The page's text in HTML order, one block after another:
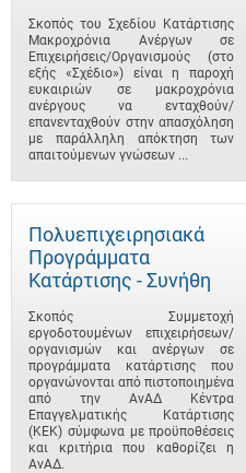
Σκοπός του Σχεδίου Κατάρτισης
Μακροχρόνια Ανέργων σε
Επιχειρήσεις/Οργανισμούς (στο
εξής «Σχέδιο») είναι η παροχή
ευκαιριών σε μακροχρόνια
ανέργους να ενταχθούν/
επανενταχθούν στην απασχόληση
με παράλληλη απόκτηση των
απαιτούμενων γνώσεων ...
Πολυεπιχειρησιακά
Προγράμματα
Κατάρτισης - Συνήθη
Σκοπός Συμμετοχή
εργοδοτουμένων επιχειρήσεων/
οργανισμών και ανέργων σε
προγράμματα κατάρτισης που
οργανώνονται από πιστοποιημένα
από την ΑνΑΔ Κέντρα
Επαγγελματικής Κατάρτισης
(ΚΕΚ) σύμφωνα με προϋποθέσεις
και κριτήρια που καθορίζει η
ΑνΑΔ.